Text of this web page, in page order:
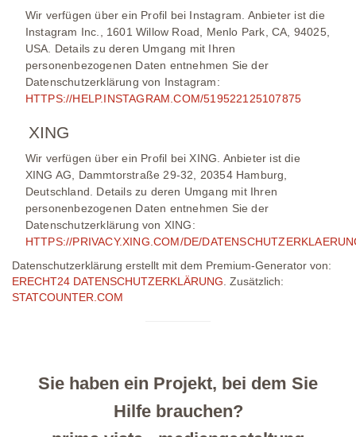
Wir verfügen über ein Profil bei Instagram. Anbieter ist die
Instagram Inc., 1601 Willow Road, Menlo Park, CA, 94025,
USA. Details zu deren Umgang mit Ihren
personenbezogenen Daten entnehmen Sie der
Datenschutzerklärung von Instagram:
HTTPS://HELP.INSTAGRAM.COM/519522125107875
XING
Wir verfügen über ein Profil bei XING. Anbieter ist die
XING AG, Dammtorstraße 29-32, 20354 Hamburg,
Deutschland. Details zu deren Umgang mit Ihren
personenbezogenen Daten entnehmen Sie der
Datenschutzerklärung von XING:
HTTPS://PRIVACY.XING.COM/DE/
Datenschutzerklärung erstellt mit dem Premium-Generator von:
ERECHT24 DATENSCHUTZERKLÄRUNG . Zusätzlich:
STATCOUNTER.COM
Sie haben ein Projekt, bei dem Sie
Hilfe brauchen?